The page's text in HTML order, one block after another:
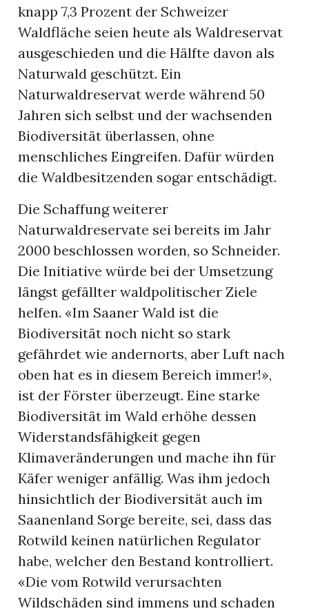
knapp 7,3 Prozent der Schweizer
Waldfläche seien heute als Waldreservat
ausgeschieden und die Hälfte davon als
Naturwald geschützt. Ein
Naturwaldreservat werde während 50
Jahren sich selbst und der wachsenden
Biodiversität überlassen, ohne
menschliches Eingreifen. Dafür würden
die Waldbesitzenden sogar entschädigt.
Die Schaffung weiterer
Naturwaldreservate sei bereits im Jahr
2000 beschlossen worden, so Schneider.
Die Initiative würde bei der Umsetzung
längst gefällter waldpolitischer Ziele
helfen. «Im Saaner Wald ist die
Biodiversität noch nicht so stark
gefährdet wie andernorts, aber Luft nach
oben hat es in diesem Bereich immer!»,
ist der Förster überzeugt. Eine starke
Biodiversität im Wald erhöhe dessen
Widerstandsfähigkeit gegen
Klimaveränderungen und mache ihn für
Käfer weniger anfällig. Was ihm jedoch
hinsichtlich der Biodiversität auch im
Saanenland Sorge bereite, sei, dass das
Rotwild keinen natürlichen Regulator
habe, welcher den Bestand kontrolliert.
«Die vom Rotwild verursachten
Wildschäden sind immens und schaden